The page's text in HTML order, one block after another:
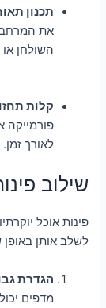
תכנון
את המרחב
השולחן או
קלות
פורמייקה
לאורך זמן.
שילוב
פינות אוכל
לשלב אותן
הגדרת
מדפים